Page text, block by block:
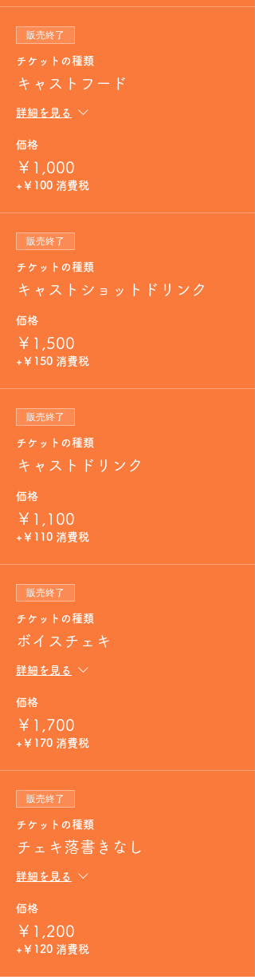
販売終了
チケットの種類
キャストフード
詳細を見る
価格
￥1,000
+￥100 消費税
販売終了
チケットの種類
キャストショットドリンク
価格
￥1,500
+￥150 消費税
販売終了
チケットの種類
キャストドリンク
価格
￥1,100
+￥110 消費税
販売終了
チケットの種類
ボイスチェキ
詳細を見る
価格
￥1,700
+￥170 消費税
販売終了
チケットの種類
チェキ落書きなし
詳細を見る
価格
￥1,200
+￥120 消費税